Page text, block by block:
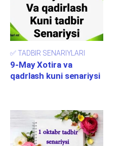
✅ TADBIR SENARIYLARI
9-May Xotira va
qadrlash kuni senariysi